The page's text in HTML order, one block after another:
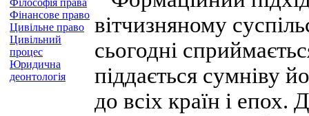
Філософія права
Фінансове право
Цивільне право
Цивільний
процес
Юридична
деонтологія
вітчизняному
сьогодні
піддається сумніву
до всіх країн і епох.